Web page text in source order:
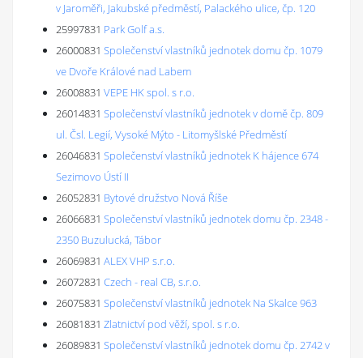
v Jaroměři, Jakubské předměstí, Palackého ulice, čp. 120
25997831 Park Golf a.s.
26000831 Společenství vlastníků jednotek domu čp. 1079
ve Dvoře Králové nad Labem
26008831 VEPE HK spol. s r.o.
26014831 Společenství vlastníků jednotek v domě čp. 809
ul. Čsl. Legií, Vysoké Mýto - Litomyšlské Předměstí
26046831 Společenství vlastníků jednotek K hájence 674
Sezimovo Ústí II
26052831 Bytové družstvo Nová Říše
26066831 Společenství vlastníků jednotek domu čp. 2348 -
2350 Buzulucká, Tábor
26069831 ALEX VHP s.r.o.
26072831 Czech - real CB, s.r.o.
26075831 Společenství vlastníků jednotek Na Skalce 963
26081831 Zlatnictví pod věží, spol. s r.o.
26089831 Společenství vlastníků jednotek domu čp. 2742 v